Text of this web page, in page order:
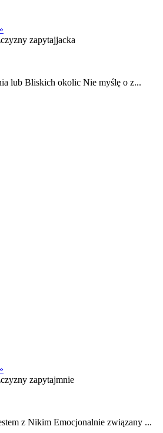
lub Bliskich okolic Nie myślę o z...
z Nikim Emocjonalnie związany ...